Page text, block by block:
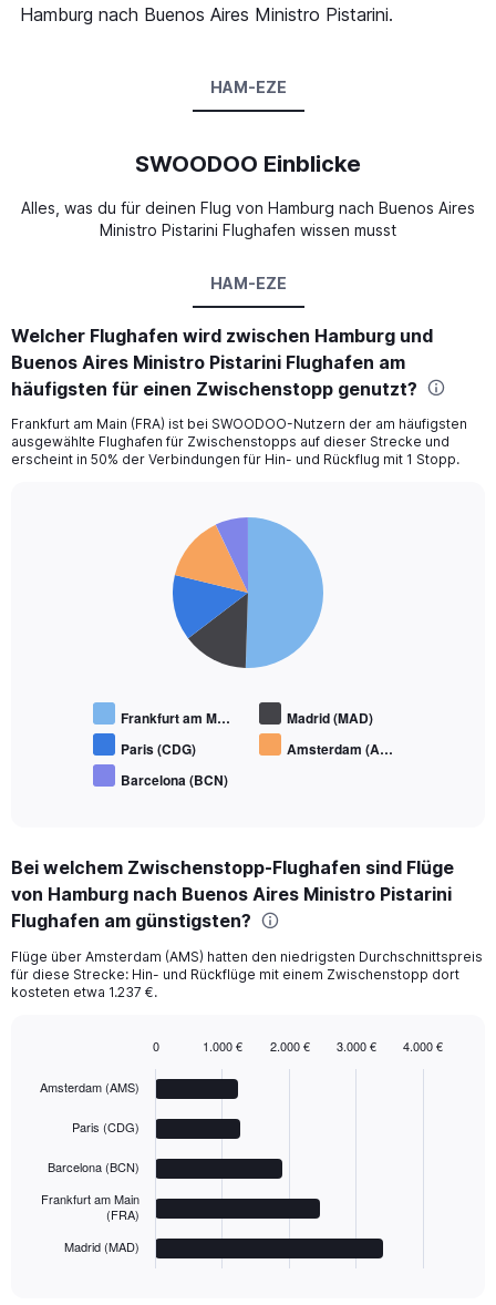
Hamburg nach Buenos Aires Ministro Pistarini.
HAM-EZE
SWOODOO Einblicke
Alles, was du für deinen Flug von Hamburg nach Buenos Aires
Ministro Pistarini Flughafen wissen musst
HAM-EZE
Welcher Flughafen wird zwischen Hamburg und
Buenos Aires Ministro Pistarini Flughafen am
häufigsten für einen Zwischenstopp genutzt?
Frankfurt am Main (FRA) ist bei SWOODOO-Nutzern der am häufigsten
ausgewählte Flughafen für Zwischenstopps auf dieser Strecke und
erscheint in 50% der Verbindungen für Hin- und Rückflug mit 1 Stopp.
Frankfurt am M…
Madrid (MAD)
Paris (CDG)
Amsterdam (A…
Barcelona (BCN)
Bei welchem Zwischenstopp-Flughafen sind Flüge
von Hamburg nach Buenos Aires Ministro Pistarini
Flughafen am günstigsten?
Flüge über Amsterdam (AMS) hatten den niedrigsten Durchschnittspreis
für diese Strecke: Hin- und Rückflüge mit einem Zwischenstopp dort
kosteten etwa 1.237 €.
chart
with
The
chart
Amsterdam (AMS)
Paris (CDG)
Barcelona (BCN)
Frankfurt am Main
(FRA)
Madrid (MAD)
0 1.000 € 2.000 € 3.000 € 4.000 €